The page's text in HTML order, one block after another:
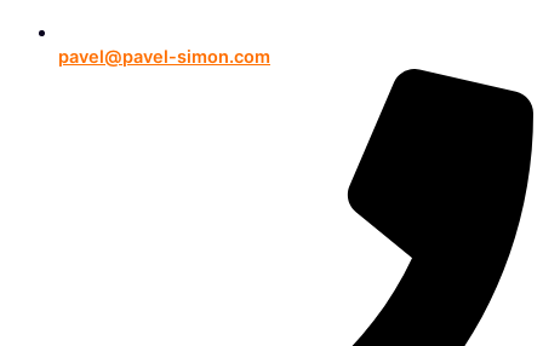
pavel@pavel-simon.com